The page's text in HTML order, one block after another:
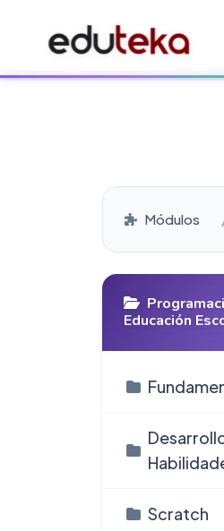
Módulos
Educación
Scratch